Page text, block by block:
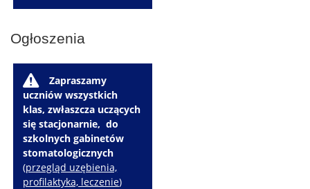
Ogłoszenia
W
Zapraszamy
uczniów wszystkich
klas, zwłaszcza uczących
się stacjonarnie, do
szkolnych gabinetów
stomatologicznych
(przegląd uzębienia,
profilaktyka, leczenie)